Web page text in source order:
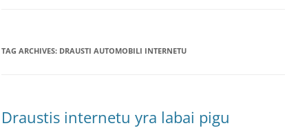
TAG ARCHIVES: DRAUSTI AUTOMOBILI INTERNETU
Draustis internetu yra labai pigu